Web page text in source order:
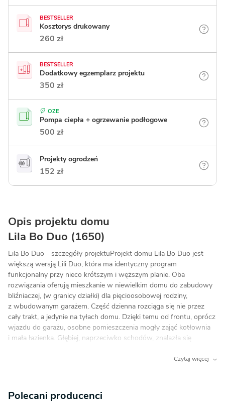
BESTSELLER
Kosztorys drukowany
260 zł
BESTSELLER
Dodatkowy egzemplarz projektu
350 zł
OZE
Pompa ciepła + ogrzewanie podłogowe
500 zł
Projekty ogrodzeń
152 zł
Opis projektu domu
Lila Bo Duo (1650)
Lila Bo Duo - szczegóły projektuProjekt domu Lila Bo Duo jest
większą wersją Lili Duo, która ma identyczny program
funkcjonalny przy nieco krótszym i węższym planie. Oba
rozwiązania oferują mieszkanie w niewielkim domu do zabudowy
bliźniaczej, (w granicy działki) dla pięcioosobowej rodziny,
z wbudowanym garażem. Część dzienna rozciąga się nie przez
cały trakt, a jedynie na tyłach domu. Dzięki temu od frontu, oprócz
wjazdu do garażu, osobne pomieszczenia mogły zająć kotłownia
i mała łazienka. Głębiej, naprzeciwko schodów, znalazła się
salon z jadalnią. Na poddaszu zmieściły się cztery sypialnie
Osłania je balkon wsparty na wjazdowej części garażu, przekrytej
w dalej opuszczonym okapem. Powstała w ten sposób wnęka
Czytaj więcej
Polecani producenci